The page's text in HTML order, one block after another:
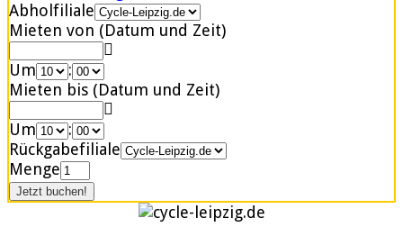
Abholfiliale
Mieten von (Datum und Zeit)
Um
:
Mieten bis (Datum und Zeit)
Um
:
Rückgabefiliale
Menge